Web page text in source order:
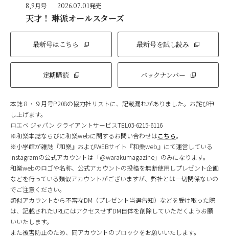
8,9月号 2026.07.01発売
天才！ 琳派オールスターズ
最新号はこちら 最新号を試し読み
定期購読 バックナンバー
本誌８・９月号P.208の協力社リストに、記載漏れがありました。お詫び申
し上げます。
ロエベ ジャパン クライアントサービスTEL03-6215-6116
※和樂本誌ならびに和樂webに関するお問い合わせはこちら。
※小学館が雑誌『和樂』およびWEBサイト『和樂web』にて運営している
Instagramの公式アカウントは「@warakumagazine」のみになります。
和樂webのロゴや名称、公式アカウントの投稿を無断使用しプレゼント企画
などを行っている類似アカウントがございますが、弊社とは一切関係ないの
でご注意ください。
類似アカウントから不審なDM（プレゼント当選告知）などを受け取った際
は、記載されたURLにはアクセスせずDM自体を削除していただくようお願
いいたします。
また被害防止のため、同アカウントのブロックをお願いいたします。